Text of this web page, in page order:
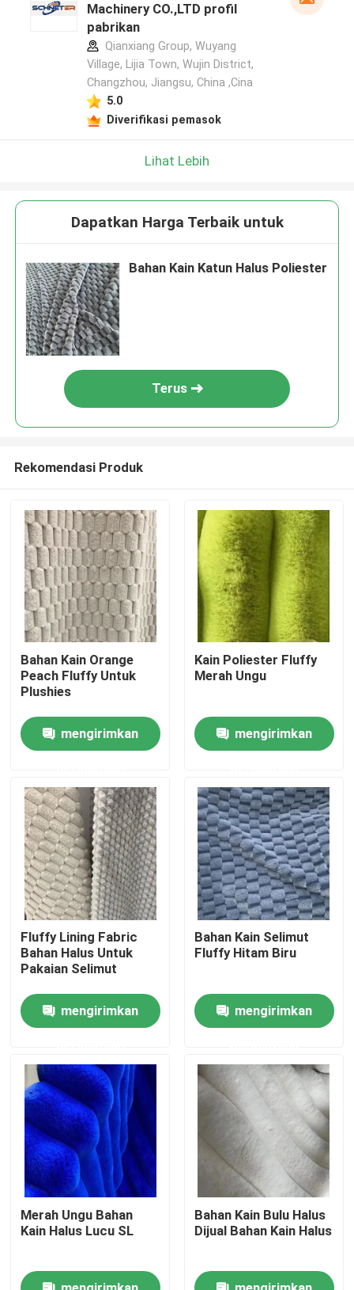
Rumah
Produk
Tentang kami
Kontrol kualitas
Hubungi kami
Berita
Permintaan Penawaran
Mesin Pemotong Corduroy
Mesin Singeing Tekstil
Machinery CO.,LTD profil
pabrikan
Qianxiang Group, Wuyang
Village, Lijia Town, Wujin District,
Changzhou, Jiangsu, China ,Cina
5.0
Diverifikasi pemasok
Lihat Lebih
Dapatkan Harga Terbaik untuk
Bahan Kain Katun Halus Poliester
Terus
Rekomendasi Produk
Bahan Kain Orange
Peach Fluffy Untuk
Plushies
mengirimkan
Kain Poliester Fluffy
Merah Ungu
mengirimkan
Fluffy Lining Fabric
Bahan Halus Untuk
Pakaian Selimut
mengirimkan
Bahan Kain Selimut
Fluffy Hitam Biru
mengirimkan
Merah Ungu Bahan
Kain Halus Lucu SL
Bahan Kain Bulu Halus
Dijual Bahan Kain Halus